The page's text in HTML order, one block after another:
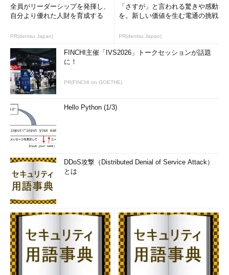
全員がリーダーシップを発揮し、
自分より優れた人財を育成する
PR(dentsu Japan)
「さすが」と言われる驚きや感動
を。新しい価値を生む電通の挑戦
PR(dentsu Japan)
FINCHI主催「IVS2026」トークセッションが話題
に！
PR(FINCHI on GOETHE)
Hello Python (1/3)
DDoS攻撃（Distributed Denial of Service Attack）
とは